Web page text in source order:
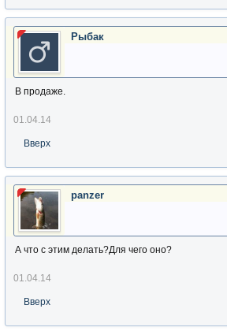
Pыбак
В продаже.
01.04.14
Вверх
panzer
А что с этим делать?Для чего оно?
01.04.14
Вверх